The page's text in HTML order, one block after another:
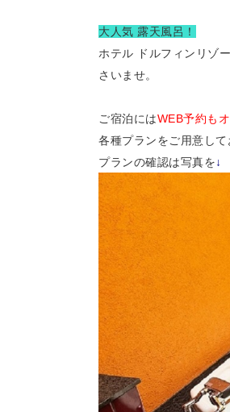
大人気 露天風呂！
ホテル ドルフィンリゾ
さいませ。
ご宿泊にはWEB予約も
各種プランをご用意して
プランの確認は写真を↓